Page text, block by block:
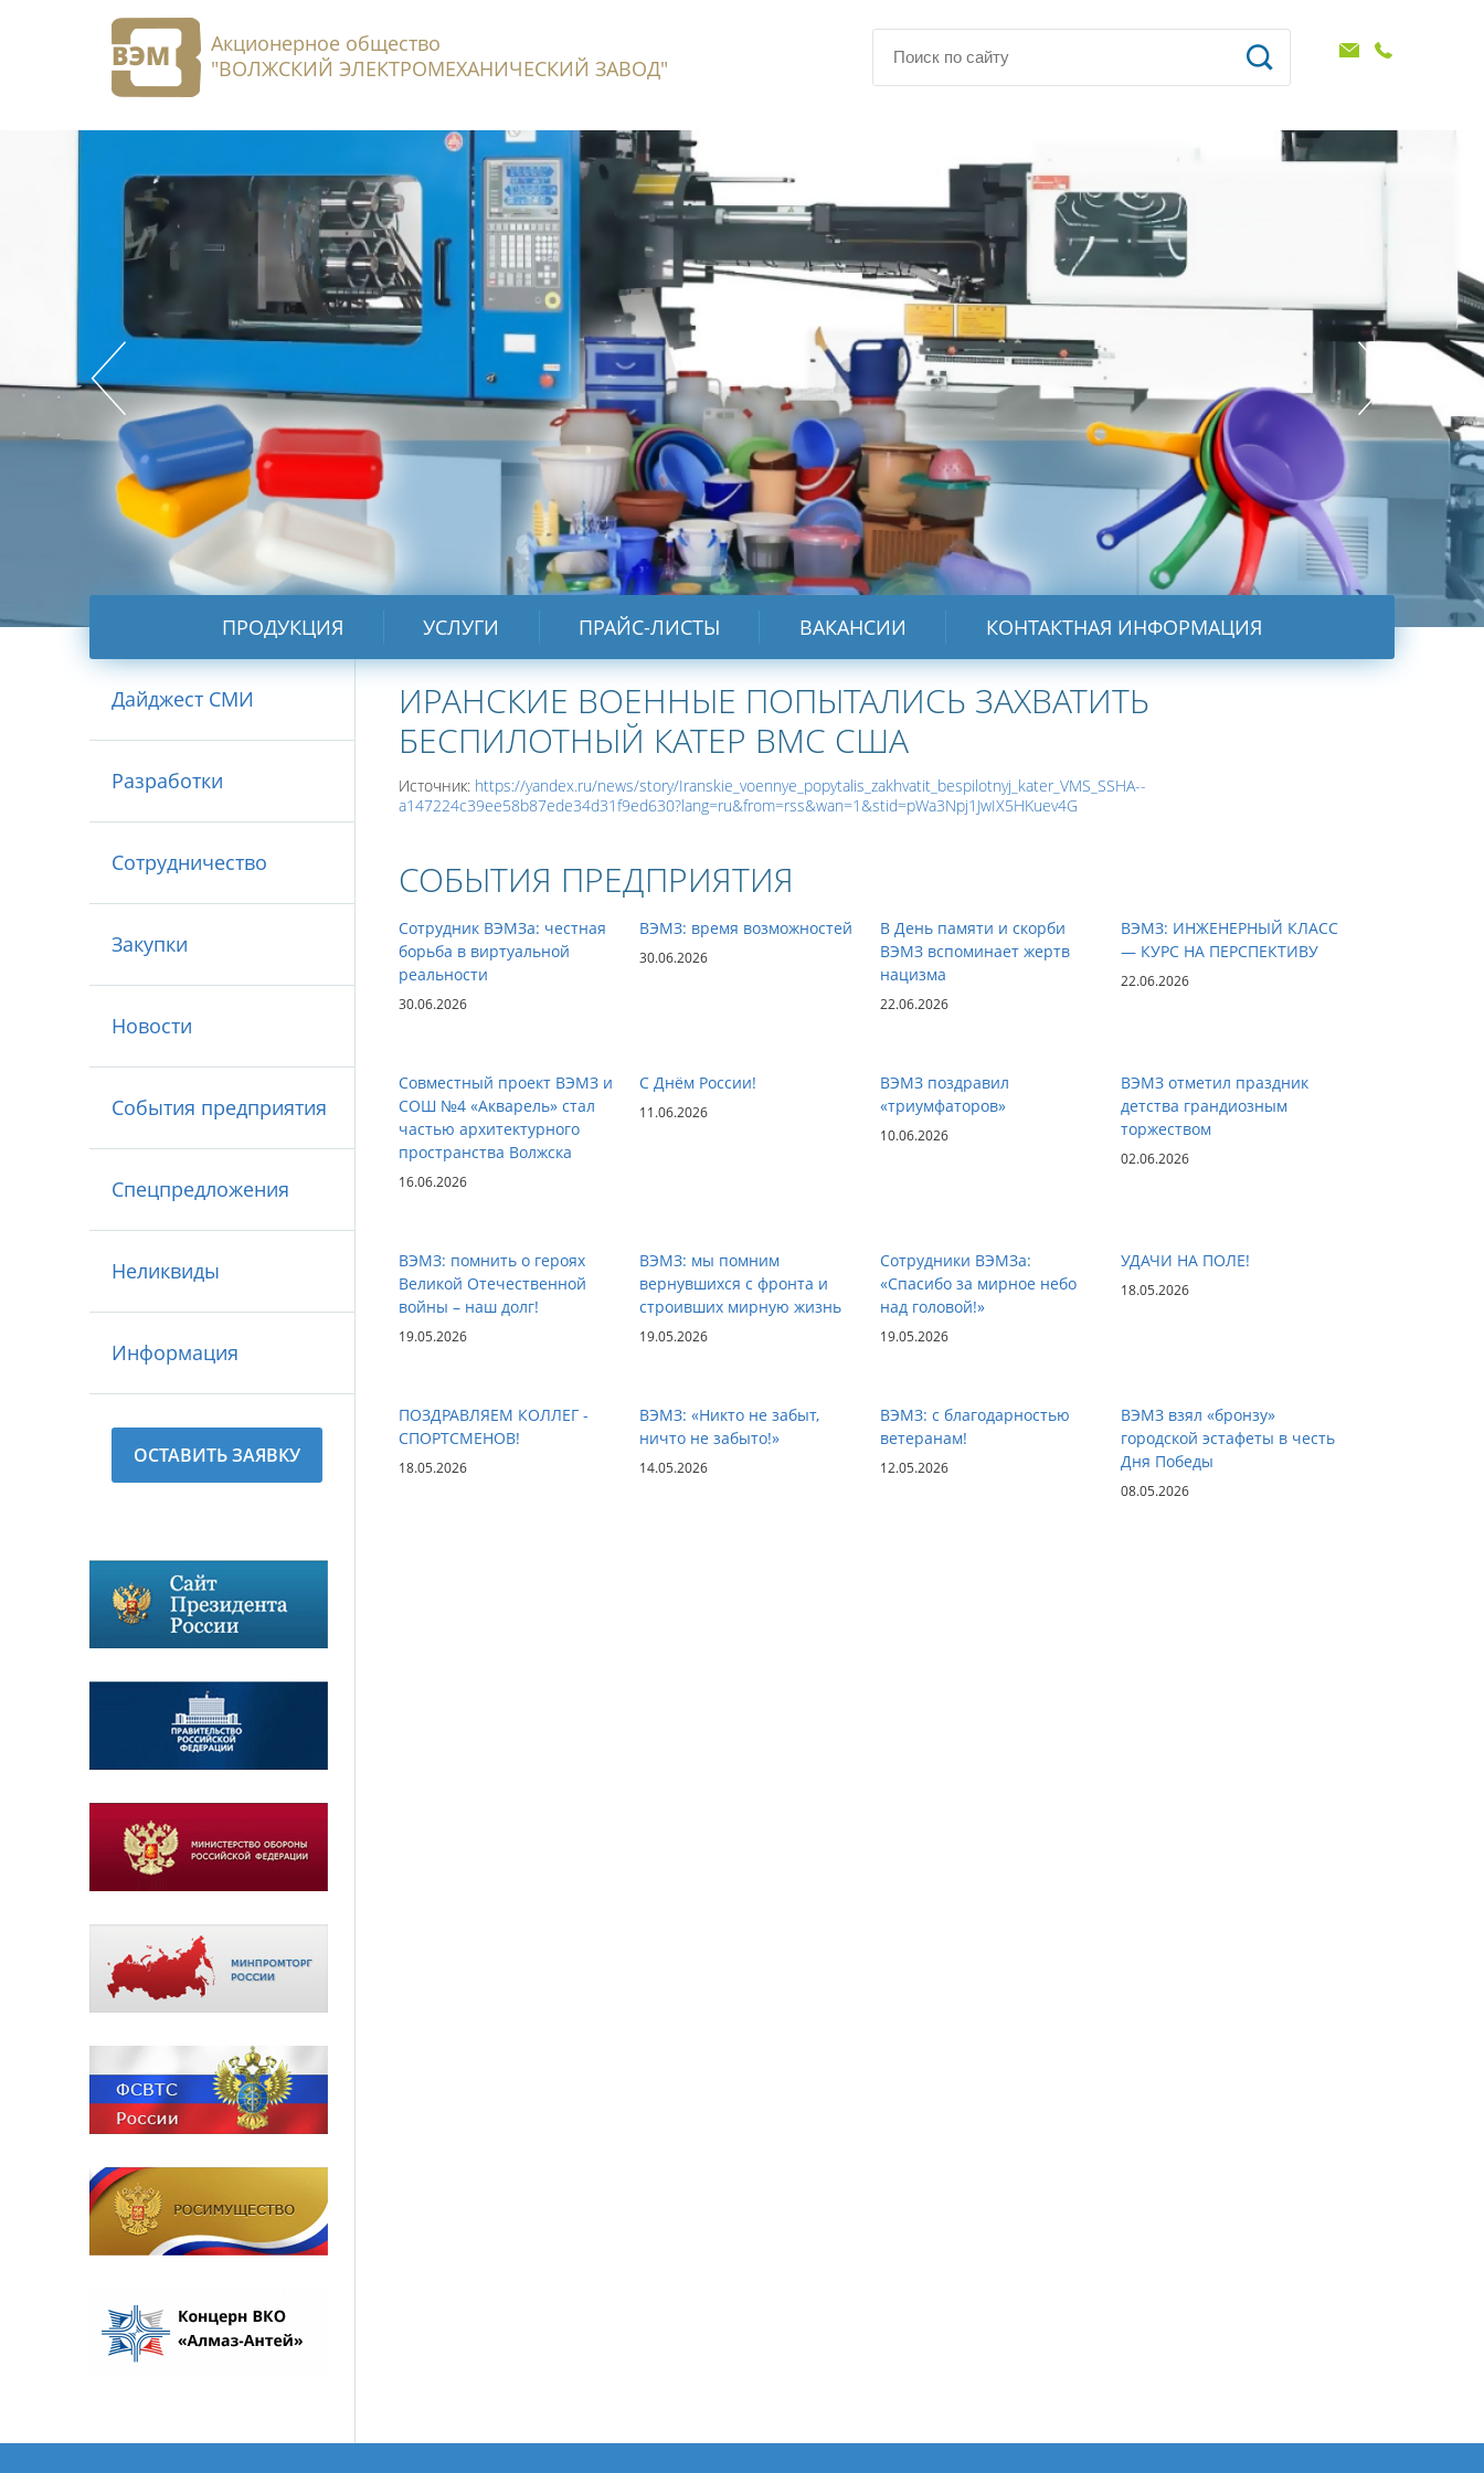
Акционерное общество
"ВОЛЖСКИЙ ЭЛЕКТРОМЕХАНИЧЕСКИЙ ЗАВОД"
ПРОДУКЦИЯ УСЛУГИ ПРАЙС-ЛИСТЫ ВАКАНСИИ КОНТАКТНАЯ ИНФОРМАЦИЯ
Дайджест СМИ
Разработки
Сотрудничество
Закупки
Новости
События предприятия
Спецпредложения
Неликвиды
Информация
ОСТАВИТЬ ЗАЯВКУ
ИРАНСКИЕ ВОЕННЫЕ ПОПЫТАЛИСЬ ЗАХВАТИТЬ
БЕСПИЛОТНЫЙ КАТЕР ВМС США
Источник: https://yandex.ru/news/story/Iranskie_voennye_popytalis_zakhvatit_bespilotnyj_kater_VMS_SSHA--
a147224c39ee58b87ede34d31f9ed630?lang=ru&from=rss&wan=1&stid=pWa3Npj1JwIX5HKuev4G
СОБЫТИЯ ПРЕДПРИЯТИЯ
Сотрудник ВЭМЗа: честная
борьба в виртуальной
реальности
30.06.2026
ВЭМЗ: время возможностей
30.06.2026
В День памяти и скорби
ВЭМЗ вспоминает жертв
нацизма
22.06.2026
ВЭМЗ: ИНЖЕНЕРНЫЙ КЛАСС
— КУРС НА ПЕРСПЕКТИВУ
22.06.2026
Совместный проект ВЭМЗ и
СОШ №4 «Акварель» стал
частью архитектурного
пространства Волжска
16.06.2026
С Днём России!
11.06.2026
ВЭМЗ поздравил
«триумфаторов»
10.06.2026
ВЭМЗ отметил праздник
детства грандиозным
торжеством
02.06.2026
ВЭМЗ: помнить о героях
Великой Отечественной
войны – наш долг!
19.05.2026
ВЭМЗ: мы помним
вернувшихся с фронта и
строивших мирную жизнь
19.05.2026
Сотрудники ВЭМЗа:
«Спасибо за мирное небо
над головой!»
19.05.2026
УДАЧИ НА ПОЛЕ!
18.05.2026
ПОЗДРАВЛЯЕМ КОЛЛЕГ -
СПОРТСМЕНОВ!
18.05.2026
ВЭМЗ: «Никто не забыт,
ничто не забыто!»
14.05.2026
ВЭМЗ: с благодарностью
ветеранам!
12.05.2026
ВЭМЗ взял «бронзу»
городской эстафеты в честь
Дня Победы
08.05.2026